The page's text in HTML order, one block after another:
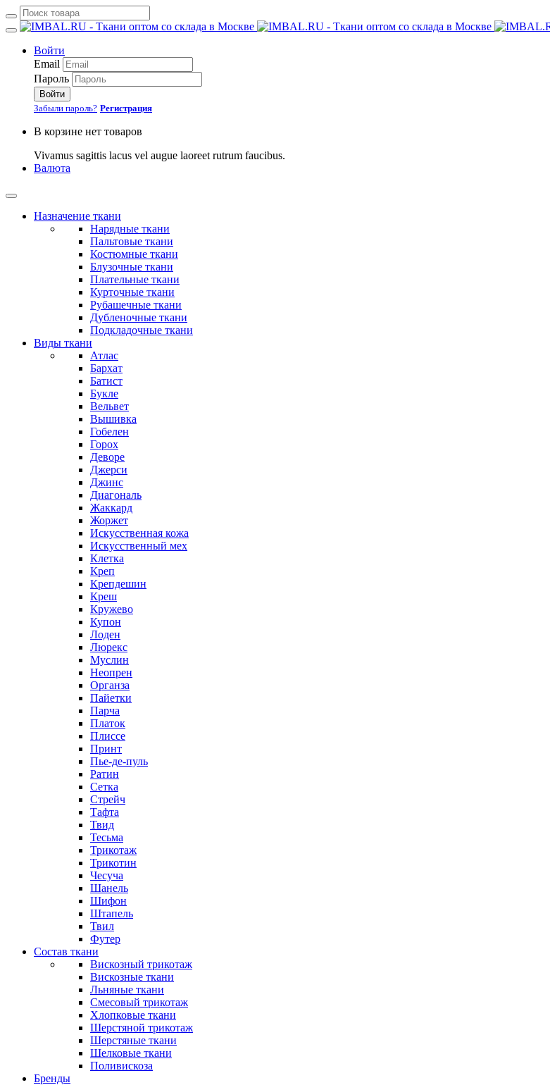
Войти
Email
Пароль
Войти
Забыли пароль? Регистрация
В корзине нет товаров
Vivamus sagittis lacus vel augue laoreet rutrum faucibus.
Валюта
Назначение ткани
Нарядные ткани
Пальтовые ткани
Костюмные ткани
Блузочные ткани
Плательные ткани
Курточные ткани
Рубашечные ткани
Дубленочные ткани
Подкладочные ткани
Виды ткани
Атлас
Бархат
Батист
Букле
Вельвет
Вышивка
Гобелен
Горох
Деворе
Джерси
Джинс
Диагональ
Жаккард
Жоржет
Искусственная кожа
Искусственный мех
Клетка
Креп
Крепдешин
Креш
Кружево
Купон
Лоден
Люрекс
Муслин
Неопрен
Органза
Пайетки
Парча
Платок
Плиссе
Принт
Пье-де-пуль
Ратин
Сетка
Стрейч
Тафта
Твид
Тесьма
Трикотаж
Трикотин
Чесуча
Шанель
Шифон
Штапель
Твил
Футер
Состав ткани
Вискозный трикотаж
Вискозные ткани
Льняные ткани
Смесовый трикотаж
Хлопковые ткани
Шерстяной трикотаж
Шерстяные ткани
Шелковые ткани
Поливискоза
Бренды